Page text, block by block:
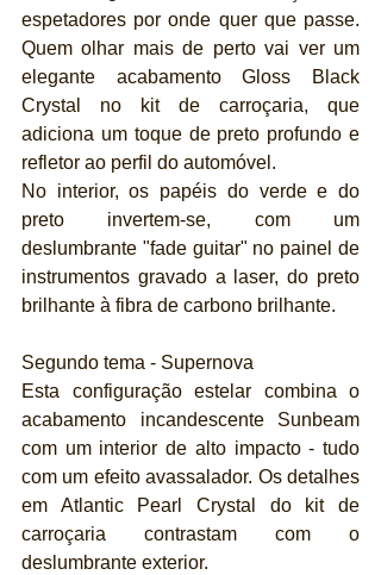
espetadores por onde quer que passe.
Quem olhar mais de perto vai ver um
elegante acabamento Gloss Black
Crystal no kit de carroçaria, que
adiciona um toque de preto profundo e
refletor ao perfil do automóvel.
No interior, os papéis do verde e do
preto invertem-se, com um
deslumbrante "fade guitar" no painel de
instrumentos gravado a laser, do preto
brilhante à fibra de carbono brilhante.
Segundo tema - Supernova
Esta configuração estelar combina o
acabamento incandescente Sunbeam
com um interior de alto impacto - tudo
com um efeito avassalador. Os detalhes
em Atlantic Pearl Crystal do kit de
carroçaria contrastam com o
deslumbrante exterior.